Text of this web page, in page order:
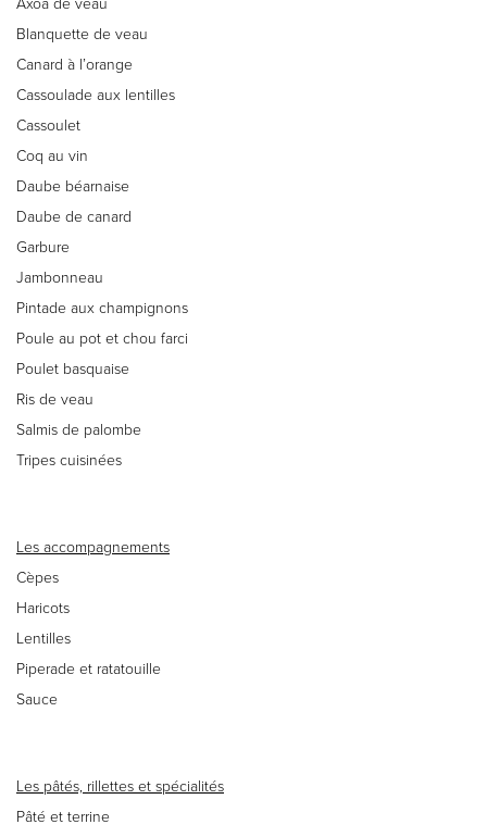
Axoa de veau
Blanquette de veau
Canard à l’orange
Cassoulade aux lentilles
Cassoulet
Coq au vin
Daube béarnaise
Daube de canard
Garbure
Jambonneau
Pintade aux champignons
Poule au pot et chou farci
Poulet basquaise
Ris de veau
Salmis de palombe
Tripes cuisinées
Les accompagnements
Cèpes
Haricots
Lentilles
Piperade et ratatouille
Sauce
Les pâtés, rillettes et spécialités
Pâté et terrine